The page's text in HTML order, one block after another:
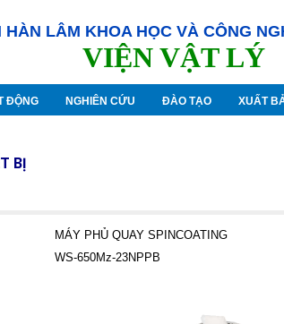
HÀN LÂM KHOA HỌC VÀ CÔNG
VIỆN VẬT LÝ
ĐỘNG NGHIÊN CỨU ĐÀO TẠO XUẤT
BỊ
MÁY PHỦ QUAY SPINCOATING
WS-650Mz-23NPPB